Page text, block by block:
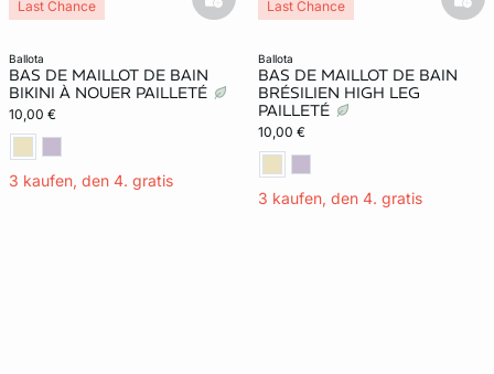
ballota
BAS DE MAILLOT DE BAIN
BIKINI À NOUER PAILLETÉ
10,00 €
3 kaufen, den 4. gratis
Last Chance basketfull
ballota
BAS DE MAILLOT DE BAIN
BRÉSILIEN HIGH LEG
PAILLETÉ
10,00 €
3 kaufen, den 4. gratis
Last Chance